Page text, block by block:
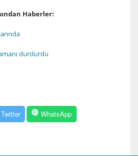
Haberler:
durdurdu
Twitter WhatsApp